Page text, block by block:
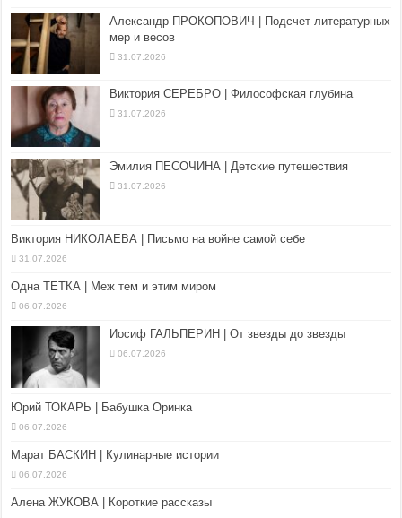
Александр ПРОКОПОВИЧ | Подсчет литературных
мер и весов
31.07.2026
Виктория СЕРЕБРО | Философская глубина
31.07.2026
Эмилия ПЕСОЧИНА | Детские путешествия
31.07.2026
Виктория НИКОЛАЕВА | Письмо на войне самой себе
31.07.2026
Одна ТЕТКА | Меж тем и этим миром
06.07.2026
Иосиф ГАЛЬПЕРИН | От звезды до звезды
06.07.2026
Юрий ТОКАРЬ | Бабушка Оринка
06.07.2026
Марат БАСКИН | Кулинарные истории
06.07.2026
Алена ЖУКОВА | Короткие рассказы